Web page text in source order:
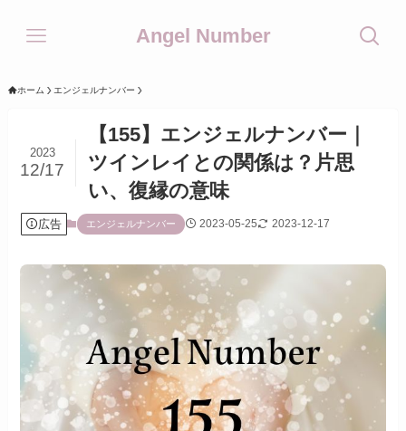
Angel Number
ホーム エンジェルナンバー
【155】エンジェルナンバー｜
ツインレイとの関係は？片思
い、復縁の意味
2023
12/17
広告 エンジェルナンバー 2023-05-25 2023-12-17